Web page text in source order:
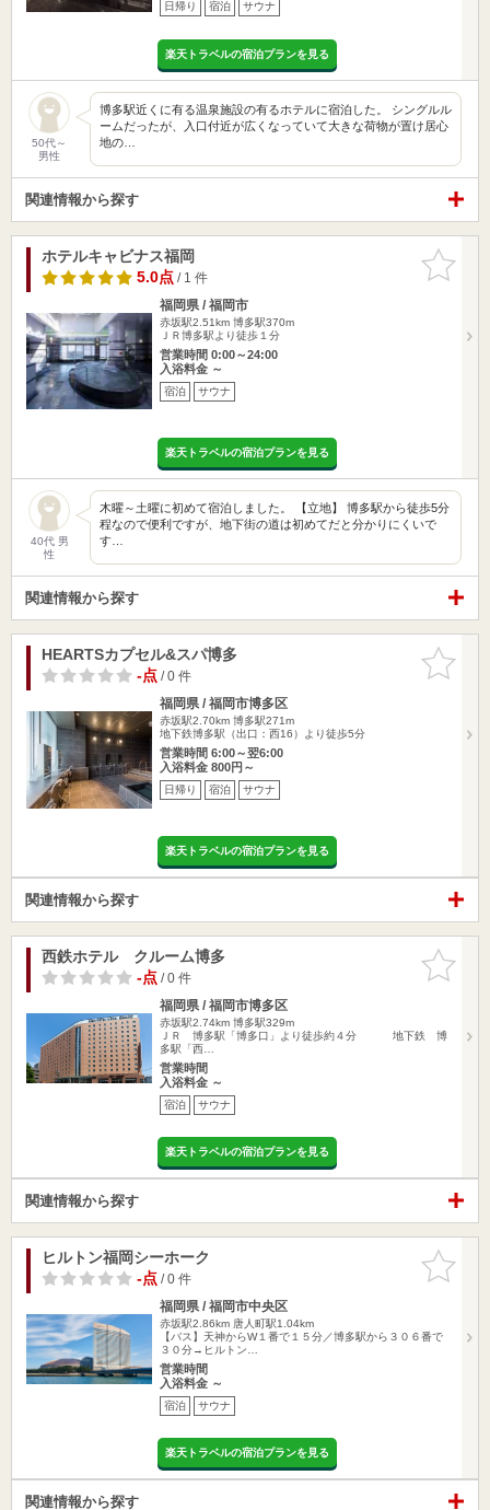
日帰り 宿泊 サウナ
楽天トラベルの宿泊プランを見る
50代～
男性
博多駅近くに有る温泉施設の有るホテルに宿泊した。 シングルル
ームだったが、入口付近が広くなっていて大きな荷物が置け居心
地の…
関連情報から探す
お気に入
りに追加
ホテルキャビナス福岡
5.0点/ 1 件
福岡県 / 福岡市
赤坂駅2.51km 博多駅370m
ＪＲ博多駅より徒歩１分
営業時間 0:00～24:00
入浴料金 ～
宿泊 サウナ
楽天トラベルの宿泊プランを見る
40代 男
性
木曜～土曜に初めて宿泊しました。 【立地】 博多駅から徒歩5分
程なので便利ですが、地下街の道は初めてだと分かりにくいで
す…
関連情報から探す
お気に入
りに追加
HEARTSカプセル&スパ博多
-点/ 0 件
福岡県 / 福岡市博多区
赤坂駅2.70km 博多駅271m
地下鉄博多駅（出口：西16）より徒歩5分
営業時間 6:00～翌6:00
入浴料金 800円～
日帰り 宿泊 サウナ
楽天トラベルの宿泊プランを見る
関連情報から探す
お気に入
りに追加
西鉄ホテル クルーム博多
-点/ 0 件
福岡県 / 福岡市博多区
赤坂駅2.74km 博多駅329m
ＪＲ 博多駅「博多口」より徒歩約４分 地下鉄 博
多駅「西…
営業時間
入浴料金 ～
宿泊 サウナ
楽天トラベルの宿泊プランを見る
関連情報から探す
お気に入
りに追加
ヒルトン福岡シーホーク
-点/ 0 件
福岡県 / 福岡市中央区
赤坂駅2.86km 唐人町駅1.04km
【バス】天神からW１番で１５分／博多駅から３０６番で
３０分→ヒルトン…
営業時間
入浴料金 ～
宿泊 サウナ
楽天トラベルの宿泊プランを見る
関連情報から探す